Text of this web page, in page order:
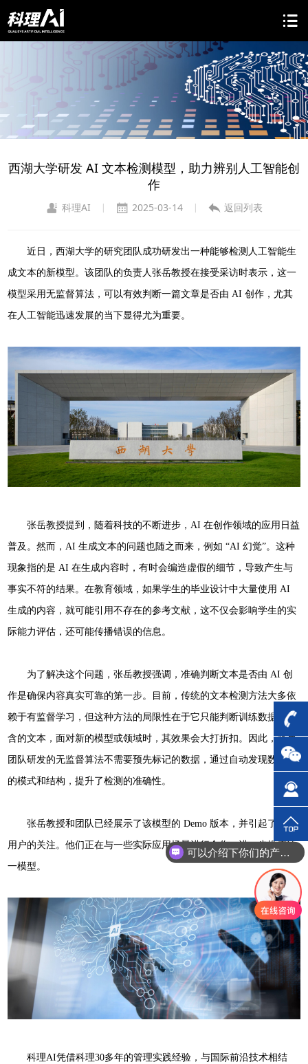
西湖大学研发 AI 文本检测模型，助力辨别人工智能创
作
科理AI | 2025-03-14 | 返回列表
近日，西湖大学的研究团队成功研发出一种能够检测人工智能生
成文本的新模型。该团队的负责人张岳教授在接受采访时表示，这一
模型采用无监督算法，可以有效判断一篇文章是否由 AI 创作，尤其
在人工智能迅速发展的当下显得尤为重要。
张岳教授提到，随着科技的不断进步，AI 在创作领域的应用日益
普及。然而，AI 生成文本的问题也随之而来，例如 “AI 幻觉”。这种
现象指的是 AI 在生成内容时，有时会编造虚假的细节，导致产生与
事实不符的结果。在教育领域，如果学生的毕业设计中大量使用 AI
生成的内容，就可能引用不存在的参考文献，这不仅会影响学生的实
际能力评估，还可能传播错误的信息。
为了解决这个问题，张岳教授强调，准确判断文本是否由 AI 创
作是确保内容真实可靠的第一步。目前，传统的文本检测方法大多依
赖于有监督学习，但这种方法的局限性在于它只能判断训练数据中包
含的文本，面对新的模型或领域时，其效果会大打折扣。因此，张岳
团队研发的无监督算法不需要预先标记的数据，通过自动发现数据中
的模式和结构，提升了检测的准确性。
张岳教授和团队已经展示了该模型的 Demo 版本，并引起了众多
用户的关注。他们正在与一些实际应用场景进行合作，进一步推广这
一模型。
科理AI凭借科理30多年的管理实践经验，与国际前沿技术相结
可以介绍下你们的产品么？
你们是怎么收费的呢？